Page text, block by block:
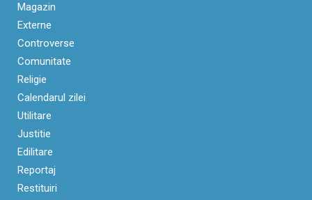
Magazin
Externe
Controverse
Comunitate
Religie
Calendarul zilei
Utilitare
Justitie
Edilitare
Reportaj
Restituiri